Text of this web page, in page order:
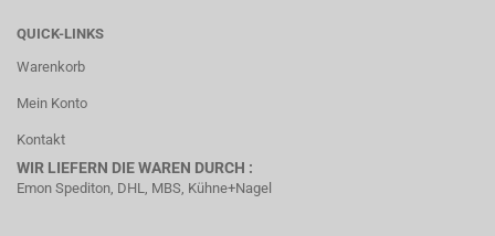
QUICK-LINKS
Warenkorb
Mein Konto
Kontakt
WIR LIEFERN DIE WAREN DURCH :
Emon Spediton, DHL, MBS, Kühne+Nagel